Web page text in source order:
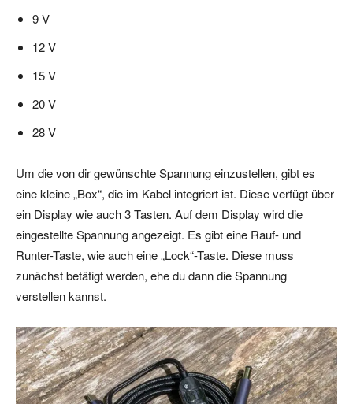
9 V
12 V
15 V
20 V
28 V
Um die von dir gewünschte Spannung einzustellen, gibt es
eine kleine „Box“, die im Kabel integriert ist. Diese verfügt über
ein Display wie auch 3 Tasten. Auf dem Display wird die
eingestellte Spannung angezeigt. Es gibt eine Rauf- und
Runter-Taste, wie auch eine „Lock“-Taste. Diese muss
zunächst betätigt werden, ehe du dann die Spannung
verstellen kannst.